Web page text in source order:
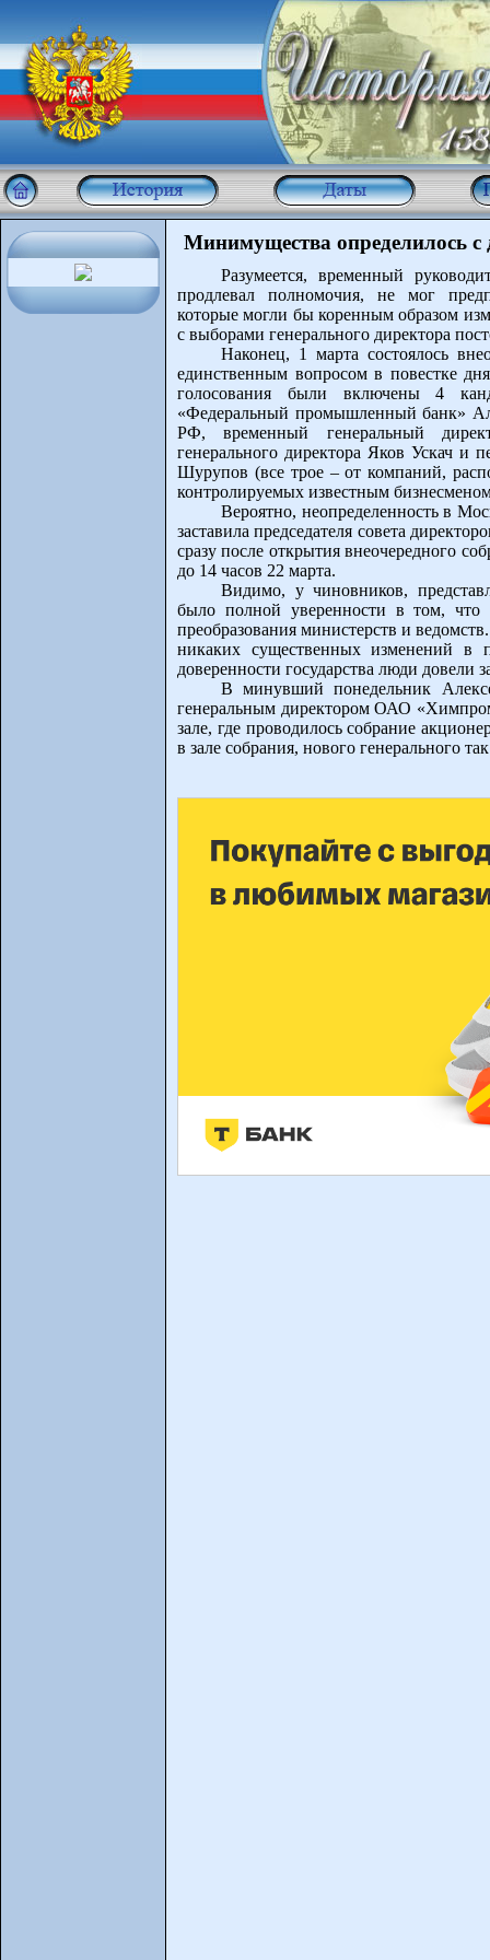
Минимущества определилось
Разумеется, временный
продлевал полномочия, не мог
которые могли бы коренным образом
с выборами генерального директора
Наконец, 1 марта состоялось
единственным вопросом в повестке
голосования были включены 4
«Федеральный промышленный банк»
РФ, временный генеральный
генерального директора Яков Ускач и
Шурупов (все трое – от компаний,
контролируемых известным
Вероятно, неопределенность в
заставила председателя совета
сразу после открытия внеочередного
до 14 часов 22 марта.
Видимо, у чиновников,
было полной уверенности в том, что
преобразования министерств и
никаких существенных изменений в
доверенности государства люди довели
В минувший понедельник
генеральным директором ОАО
зале, где проводилось собрание
в зале собрания, нового генерального